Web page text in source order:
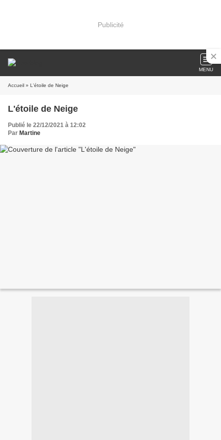
Publicité
MENU
Accueil » L'étoile de Neige
L'étoile de Neige
Publié le 22/12/2021 à 12:02
Par Martine